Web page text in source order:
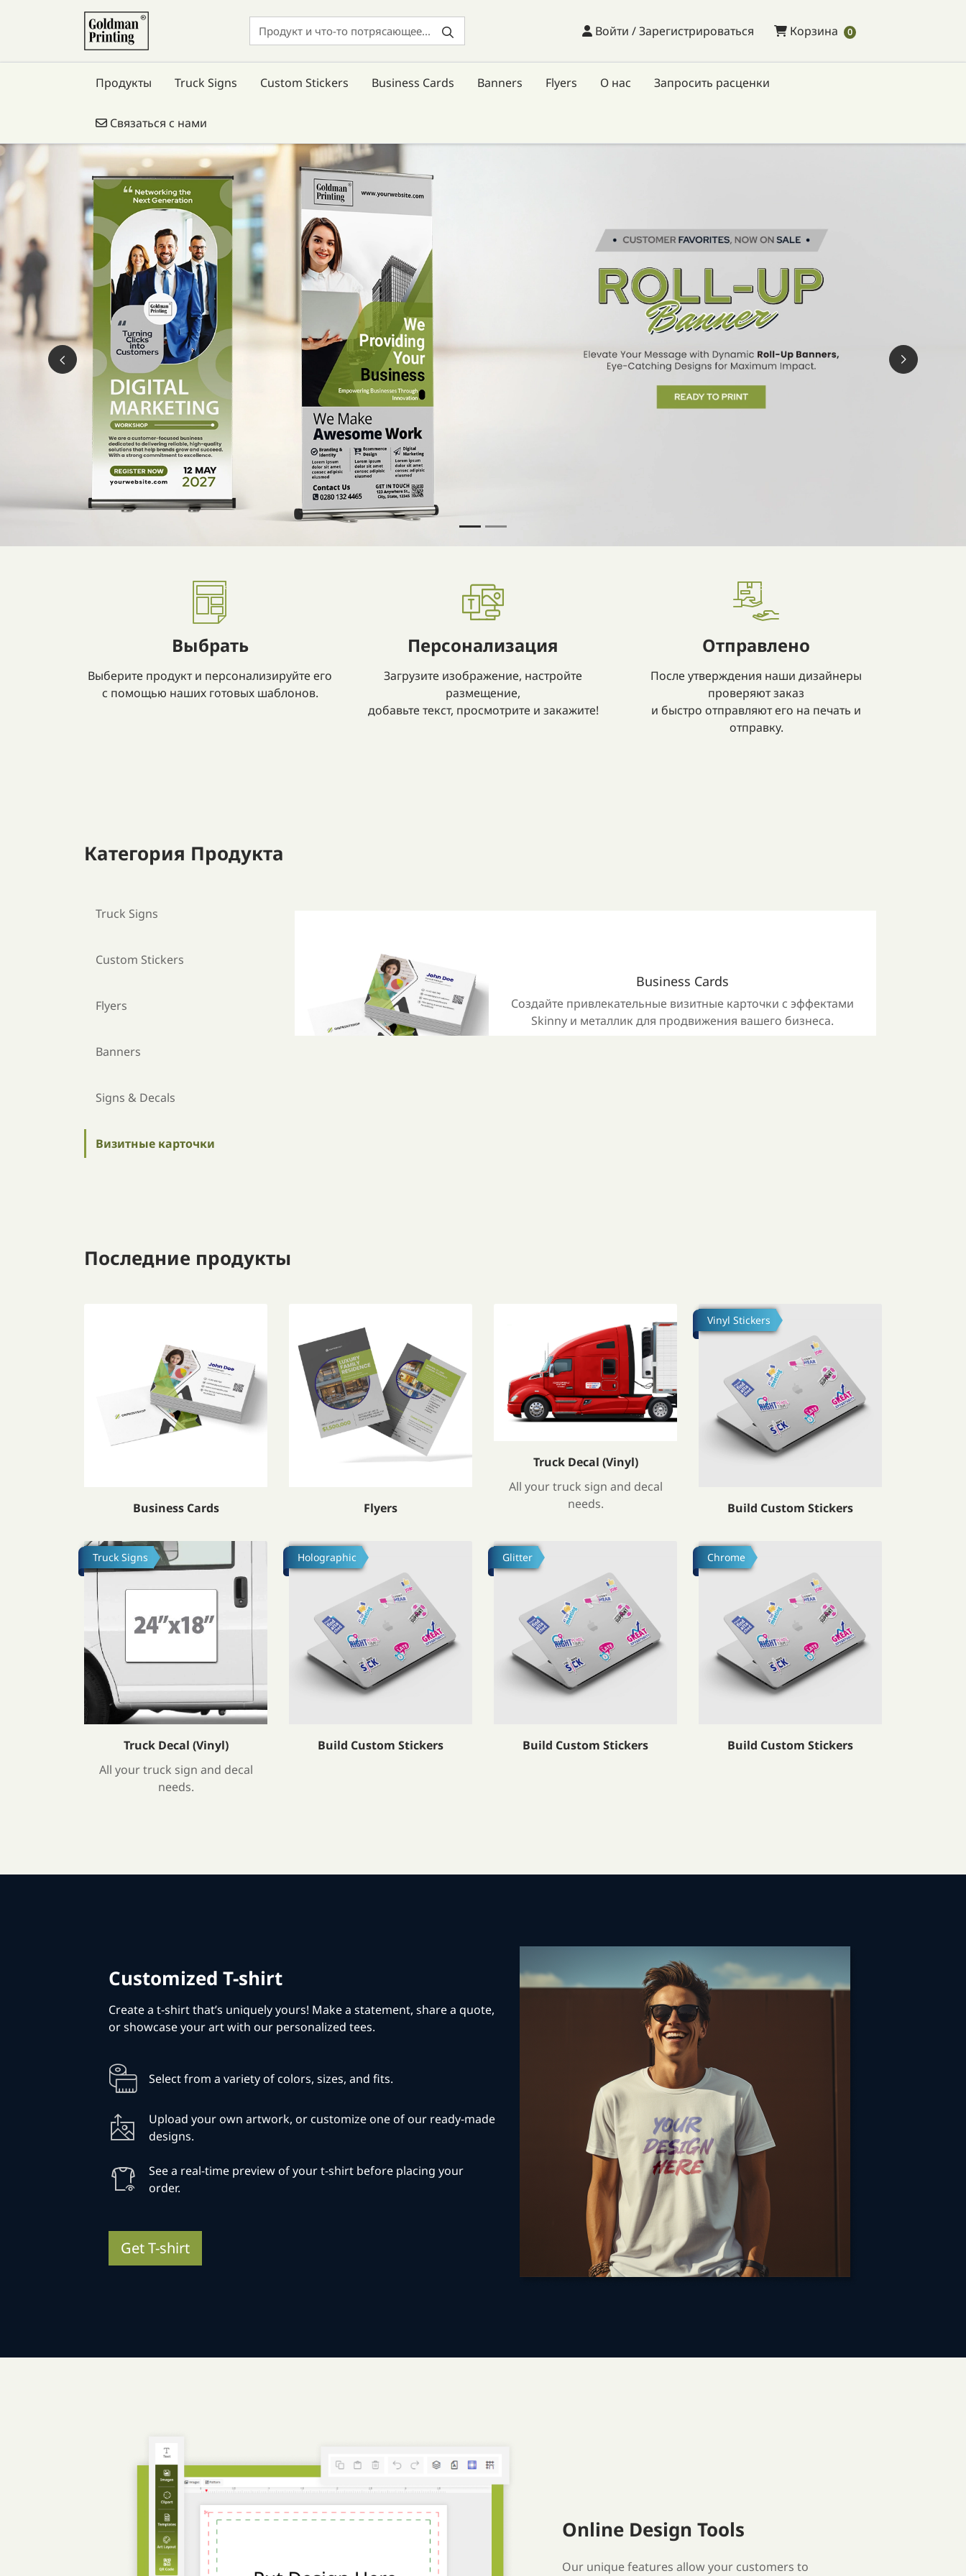
Войти / Зарегистрироваться
Войти / Зарегистрироваться Корзина
Корзина 0
Продукты Truck Signs Custom Stickers Business Cards Banners Flyers О нас Запросить расценки
Связаться с нами
Связаться с нами
Выбрать
Выберите продукт и персонализируйте его
с помощью наших готовых шаблонов.
Персонализация
Загрузите изображение, настройте
размещение,
добавьте текст, просмотрите и закажите!
Отправлено
После утверждения наши дизайнеры
проверяют заказ
и быстро отправляют его на печать и
отправку.
Категория Продукта
Truck Signs
Custom Stickers
Flyers
Banners
Signs & Decals
Визитные карточки
Business Cards
Создайте привлекательные визитные карточки с эффектами
Skinny и металлик для продвижения вашего бизнеса.
Последние продукты
Business Cards Flyers
Truck Decal (Vinyl)
All your truck sign and decal
needs.
Посмотреть подробности Truck Decal (Vinyl)
Vinyl Stickers
Build Custom Stickers
Посмотреть подробности Build Custom Stickers
Truck Signs
Truck Decal (Vinyl)
All your truck sign and decal
needs.
Посмотреть подробности Truck Decal (Vinyl)
Holographic
Build Custom Stickers
Посмотреть подробности Build Custom Stickers
Glitter
Build Custom Stickers
Посмотреть подробности Build Custom Stickers
Chrome
Build Custom Stickers
Посмотреть подробности Build Custom Stickers
Customized T-shirt
Create a t-shirt that’s uniquely yours! Make a statement, share a quote,
or showcase your art with our personalized tees.
Select from a variety of colors, sizes, and fits.
Upload your own artwork, or customize one of our ready-made
designs.
See a real-time preview of your t-shirt before placing your
order.
Get T-shirt
Online Design Tools
Our unique features allow your customers to